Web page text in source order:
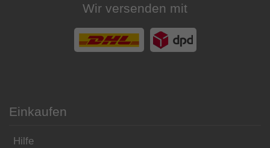
Wir versenden mit
Einkaufen
Hilfe